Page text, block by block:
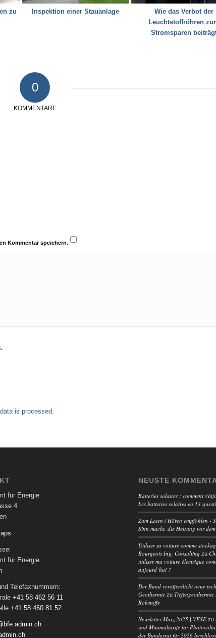
zu
Inspektion einer Stauanlage
Wie das Verbot der
Leuchtstoffröhren
Stromsparen
0
KOMMENTARE
Kommentar speichern.
is processed.
für Energie
4
für Energie
Telefaxnummern:
+41 58 462 56 11
+41 58 460 81 52
NEUSTE
Batteries solaires : comment
Les batteries solaires en 13
Zum Lesen / Hören empfohlen -
Sinn macht, die Heizung vor
Utiliser sa voiture comme
Bourgeois Ing. Consulting zu
utiliser ma voiture électrique
aujourd’hui ?
Der Bund veröffentlicht neue
Geothermie zu
Rohstoffe
Newsletter März 2025 | VESE zu
und Minimaltarife für
der Bundesrat für 2026